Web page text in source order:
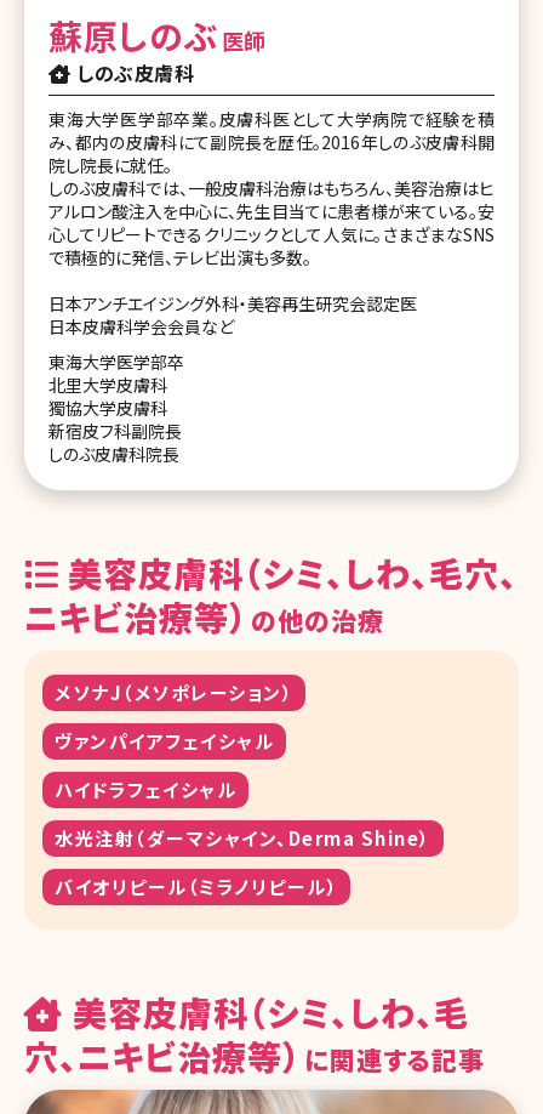
蘇原しのぶ 医師
しのぶ皮膚科
東海大学医学部卒業。皮膚科医として大学病院で経験を積
み、都内の皮膚科にて副院長を歴任。2016年しのぶ皮膚科開
院し院長に就任。
しのぶ皮膚科では、一般皮膚科治療はもちろん、美容治療はヒ
アルロン酸注入を中心に、先生目当てに患者様が来ている。安
心してリピートできるクリニックとして人気に。さまざまなSNS
で積極的に発信、テレビ出演も多数。
日本アンチエイジング外科・美容再生研究会認定医
日本皮膚科学会会員など
東海大学医学部卒
北里大学皮膚科
獨協大学皮膚科
新宿皮フ科副院長
しのぶ皮膚科院長
美容皮膚科（シミ、しわ、毛穴、
ニキビ治療等） の他の治療
メソナJ（メソポレーション）
ヴァンパイアフェイシャル
ハイドラフェイシャル
水光注射（ダーマシャイン、Derma Shine）
バイオリピール（ミラノリピール）
美容皮膚科（シミ、しわ、毛
穴、ニキビ治療等） に関連する記事